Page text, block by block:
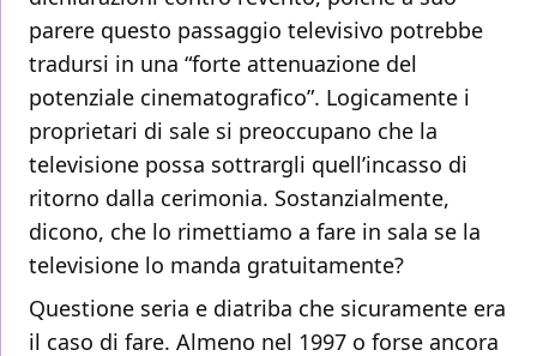
parere questo passaggio televisivo potrebbe
tradursi in una “forte attenuazione del
potenziale cinematografico”. Logicamente i
proprietari di sale si preoccupano che la
televisione possa sottrargli quell’incasso di
ritorno dalla cerimonia. Sostanzialmente,
dicono, che lo rimettiamo a fare in sala se la
televisione lo manda gratuitamente?
Questione seria e diatriba che sicuramente era
il caso di fare. Almeno nel 1997 o forse ancora